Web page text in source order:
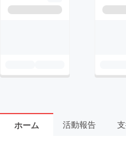
ホーム 活動報告